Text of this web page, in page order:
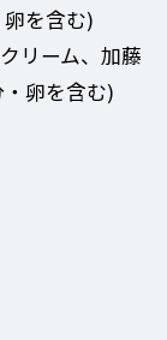
を含む)
リーム、加藤
卵を含む)